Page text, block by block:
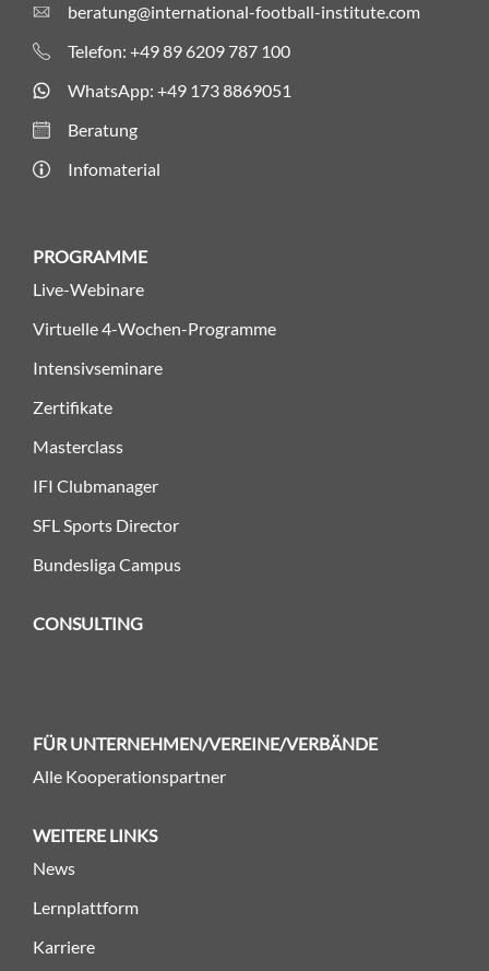
beratung@international-football-institute.com
Telefon: +49 89 6209 787 100
WhatsApp: +49 173 8869051
Beratung
Infomaterial
PROGRAMME
Live-Webinare
Virtuelle 4-Wochen-Programme
Intensivseminare
Zertifikate
Masterclass
IFI Clubmanager
SFL Sports Director
Bundesliga Campus
CONSULTING
FÜR UNTERNEHMEN/VEREINE/VERBÄNDE
Alle Kooperationspartner
WEITERE LINKS
News
Lernplattform
Karriere